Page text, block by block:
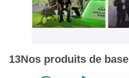
13Nos produits de base